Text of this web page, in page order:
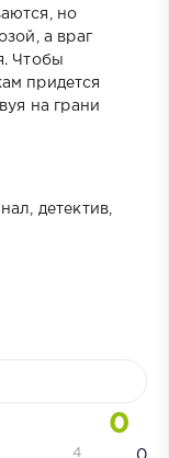
но
а враг
Чтобы
придется
на грани
детектив,
0
4